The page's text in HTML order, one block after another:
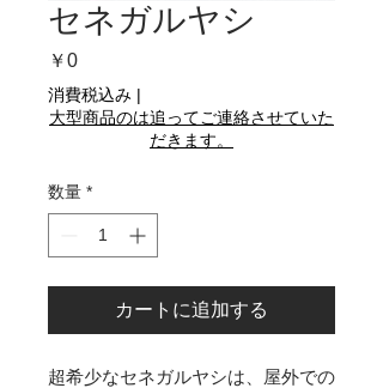
セネガルヤシ
￥0価
格
消費税込み |
大型商品のは追ってご連絡させていた
だきます。
数量 *
カートに追加する
超希少なセネガルヤシは、屋外での